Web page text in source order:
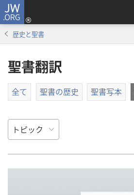
JW.ORG
歴史と聖書
聖書翻訳
全て 聖書の歴史 聖書写本